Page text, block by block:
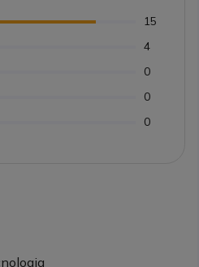
15
4
0
0
0